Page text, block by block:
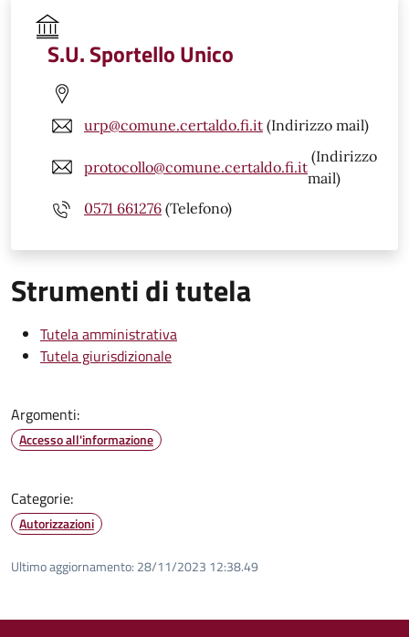
S.U. Sportello Unico
urp@comune.certaldo.fi.it (Indirizzo mail)
protocollo@comune.certaldo.fi.it
(Indirizzo
mail)
0571 661276 (Telefono)
Strumenti di tutela
Tutela amministrativa
Tutela giurisdizionale
Argomenti:
Accesso all'informazione
Categorie:
Autorizzazioni
Ultimo aggiornamento: 28/11/2023 12:38.49